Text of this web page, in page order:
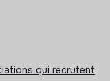
qui recrutent